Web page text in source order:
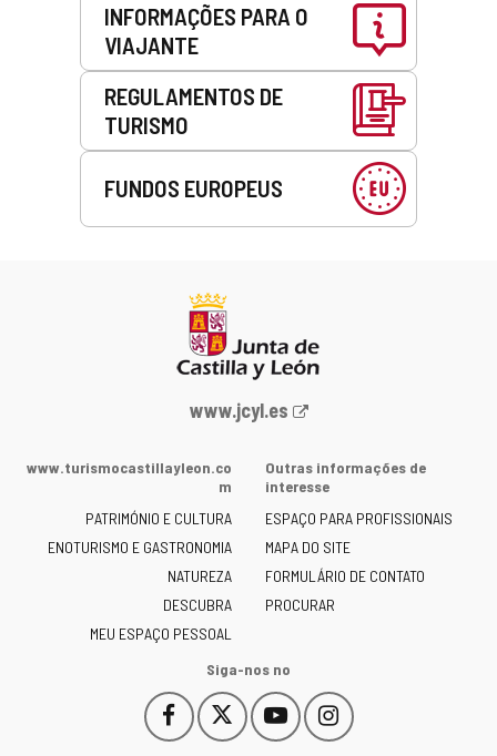
INFORMAÇÕES PARA O
VIAJANTE
REGULAMENTOS DE
TURISMO
FUNDOS EUROPEUS
Portal
Junta
Castilla
y
León
-
www.jcyl.es
www.turismocastillayleon.co
m
PATRIMÓNIO E CULTURA
ENOTURISMO E GASTRONOMIA
NATUREZA
DESCUBRA
MEU ESPAÇO PESSOAL
Outras informações de
interesse
ESPAÇO PARA PROFISSIONAIS
MAPA DO SITE
FORMULÁRIO DE CONTATO
PROCURAR
Siga-nos no
Facebook
Este
enlace
Este
enlace
YouTube
Este
enlace
Instagram
Este
enlace